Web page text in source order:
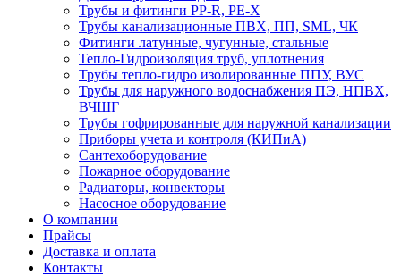
Трубы и фитинги PP-R, PE-X
Трубы канализационные ПВХ, ПП, SML, ЧК
Фитинги латунные, чугунные, стальные
Тепло-Гидроизоляция труб, уплотнения
Трубы тепло-гидро изолированные ППУ, ВУС
Трубы для наружного водоснабжения ПЭ, НПВХ,
ВЧШГ
Трубы гофрированные для наружной канализации
Приборы учета и контроля (КИПиА)
Сантехоборудование
Пожарное оборудование
Радиаторы, конвекторы
Насосное оборудование
О компании
Прайсы
Доставка и оплата
Контакты